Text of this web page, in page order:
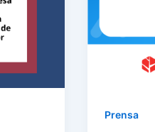
Prensa